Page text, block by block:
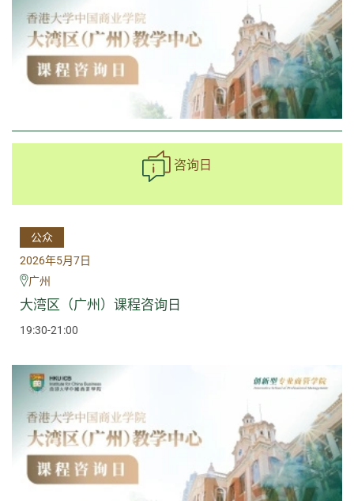
咨询日
公众
2026年5月7日
广州
大湾区（广州）课程咨询日
19:30-21:00